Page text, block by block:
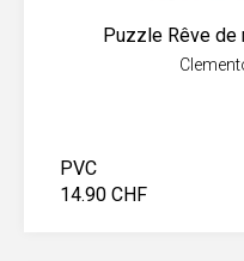
Puzzle Rêve
PVC
14.90 CHF